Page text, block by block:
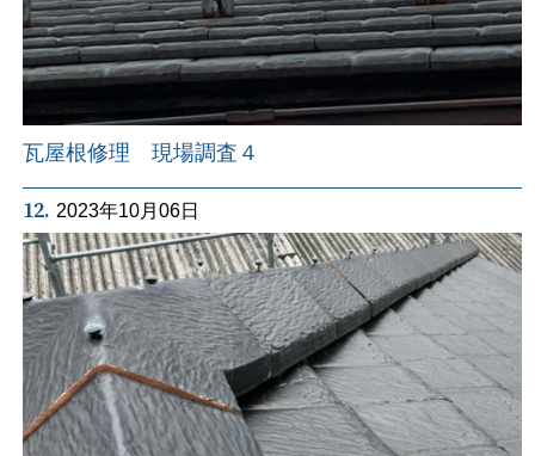
瓦屋根修理 現場調査４
12. 2023年10月06日